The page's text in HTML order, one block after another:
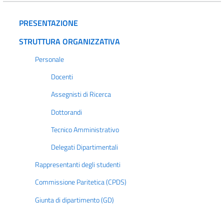
PRESENTAZIONE
STRUTTURA ORGANIZZATIVA
Personale
Docenti
Assegnisti di Ricerca
Dottorandi
Tecnico Amministrativo
Delegati Dipartimentali
Rappresentanti degli studenti
Commissione Paritetica (CPDS)
Giunta di dipartimento (GD)